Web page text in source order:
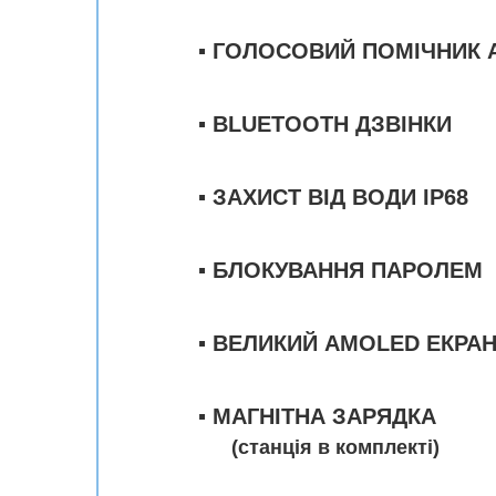
▪️ ГОЛОСОВИЙ ПОМІЧНИК
▪️ BLUETOOTH ДЗВІНКИ
▪️ ЗАХИСТ ВІД ВОДИ IP68
▪️ БЛОКУВАННЯ ПАРОЛЕМ
▪️ ВЕЛИКИЙ AMOLED ЕКРАН
▪️ МАГНІТНА ЗАРЯДКА
(станція в комплекті)